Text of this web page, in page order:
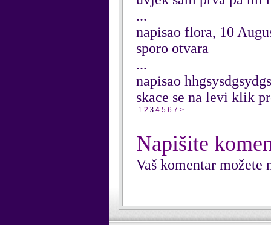
...
napisao flora, 10
sporo otvara
...
napisao
skace se na levi klik
1 2 3 4 5 6 7 >
Napišite
Vaš komentar možete